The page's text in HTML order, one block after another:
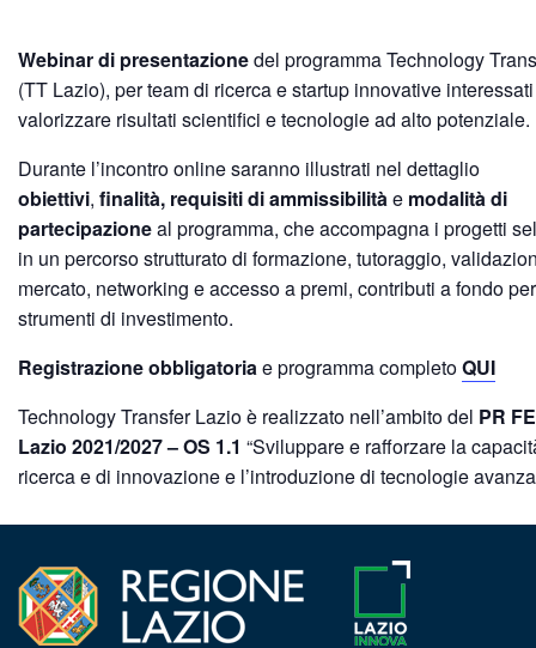
Webinar di presentazionedel programma Technology
(TT Lazio), per team di ricerca e startup innovative
valorizzare risultati scientifici e tecnologie ad alto potenziale.
Durante l’incontro online saranno illustrati nel dettaglio
obiettivi, finalità, requisiti di ammissibilitàe modalità di
partecipazioneal programma, che accompagna i progetti
in un percorso strutturato di formazione, tutoraggio,
mercato, networking e accesso a premi, contributi a fondo
strumenti di investimento.
Registrazione obbligatoriae programma completoQUI
Technology Transfer Lazio è realizzato nell’ambito del PR
Lazio 2021/2027 – OS 1.1 “Sviluppare e rafforzare la
ricerca e di innovazione e l’introduzione di tecnologie